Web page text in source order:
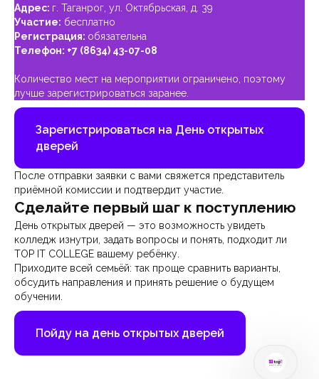
Адрес: г. Таганрог, ул. Октябрьская, д. 39
Участие: бесплатно
Регистрация: обязательна
Телефон: +7 (8634) 43-07-08
Количество мест на мероприятии ограничено, поэтому
лучше зарегистрироваться заранее.
Зарегистрироваться на День открытых
дверей
После отправки заявки с вами свяжется представитель
приёмной комиссии и подтвердит участие.
Сделайте первый шаг к поступлению
День открытых дверей — это возможность увидеть
колледж изнутри, задать вопросы и понять, подходит ли
TOP IT COLLEGE вашему ребёнку.
Приходите всей семьёй: так проще сравнить варианты,
обсудить направления и принять решение о будущем
обучении.
Пойду на день открытых дверей